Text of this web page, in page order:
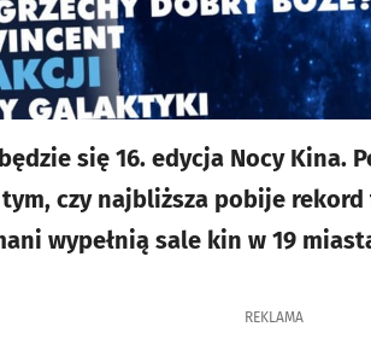
się 16. edycja Nocy Kina.
czy najbliższa pobije
wypełnią sale kin w 19
REKLAMA